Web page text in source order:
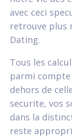
avec ceci
retrouve plus
Dating.
Tous les
parmi
dehors de
securite, vos
dans la
reste